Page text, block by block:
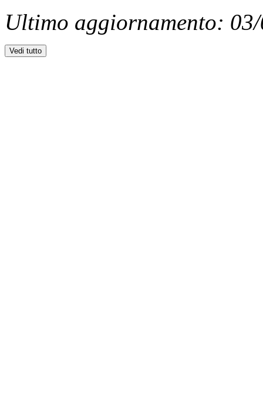
Ultimo aggiornamento:
Vedi tutto